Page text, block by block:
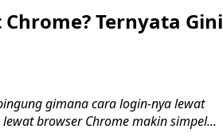
Ternyata Gini
bingung gimana cara login-nya lewat
browser Chrome makin simpel...